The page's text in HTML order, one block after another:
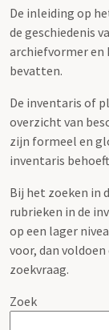
De inleiding op
de geschiedenis
archiefvormer en
bevatten.
De inventaris of
overzicht van
zijn formeel en
inventaris
Bij het zoeken in
rubrieken in de
op een lager
voor, dan
zoekvraag.
Zoek